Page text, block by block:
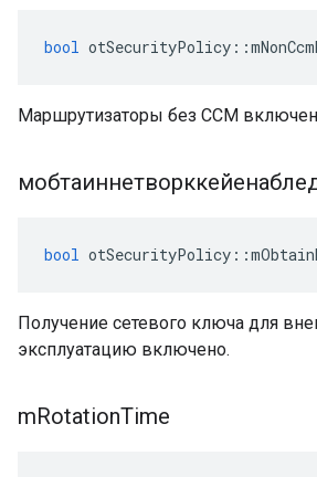
bool otSecurityPolicy ::
Маршрутизаторы без CCM
bool otSecurityPolicy ::
Получение сетевого ключа для
эксплуатацию включено.
mRotationTime